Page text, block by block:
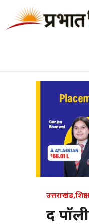
उत्तराखंड,शिक्षा
द